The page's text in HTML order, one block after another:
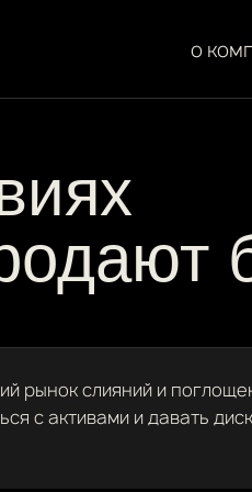
о
рынок слияний и
с активами и давать